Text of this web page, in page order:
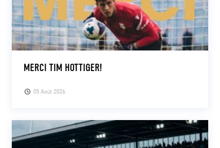
05 Août 2026
MERCI TIM HOTTIGER!